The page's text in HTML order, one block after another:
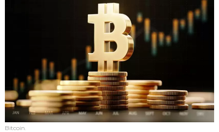
Bitcoin.